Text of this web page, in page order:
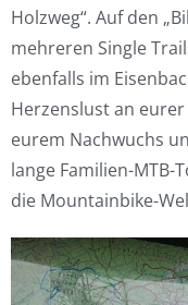
Holzweg“. Auf den
mehreren Single
ebenfalls im
Herzenslust an
eurem Nachwuchs
lange Familien-
die Mountainbike-